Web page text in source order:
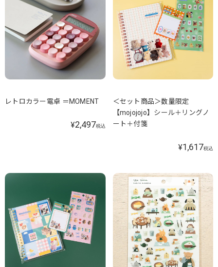
レトロカラー電卓 ＝MOMENT
¥2,497税込
＜セット商品＞数量限定
【mojojojo】シール＋リングノ
ート＋付箋
¥1,617税込